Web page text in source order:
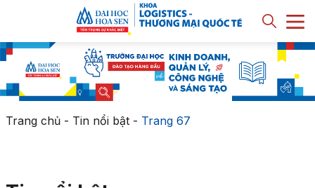
Trang chủ- Tin nổi bật- Trang 67